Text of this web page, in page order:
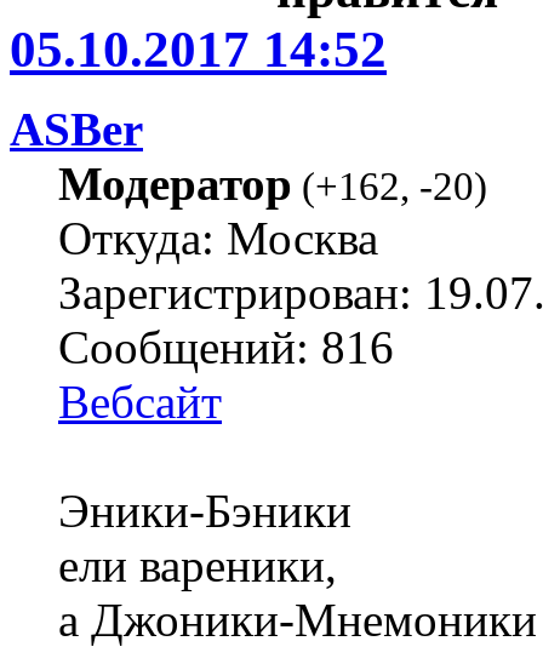
05.10.2017 14:52
ASBer
Модератор (+162, -20)
Откуда: Москва
Зарегистрирован:
Сообщений: 816
Вебсайт
Эники-Бэники
ели вареники,
а Джоники-Мнемоники